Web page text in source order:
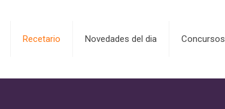
Recetario Novedades del dia Concursos